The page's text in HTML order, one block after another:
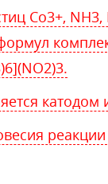
Co3+,